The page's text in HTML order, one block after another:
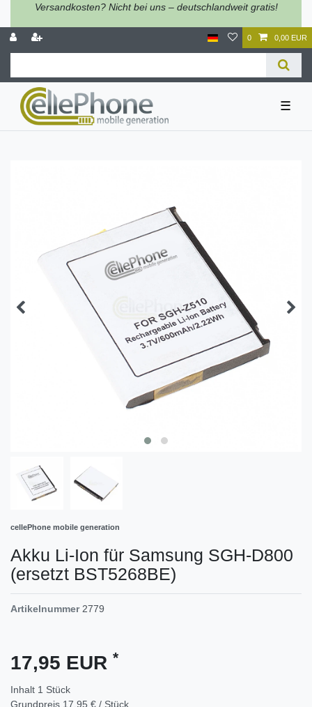
Versandkosten? Nicht bei uns – deutschlandweit gratis!
0 0,00 EUR
☰
cellePhone mobile generation
Akku Li-Ion für Samsung SGH-D800
(ersetzt BST5268BE)
Artikelnummer 2779
17,95 EUR *
Inhalt 1 Stück
Grundpreis 17,95 € / Stück